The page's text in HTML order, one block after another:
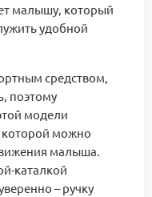
малышу, который
удобной
средством,
поэтому
модели
можно
малыша.
каталкой
– ручку